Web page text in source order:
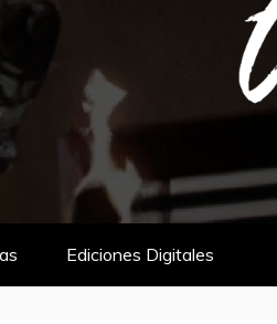
Ediciones Digitales